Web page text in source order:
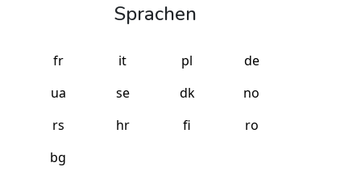
Sprachen
fr it pl
de
ua
se dk
no
rs
hr fi
ro
bg